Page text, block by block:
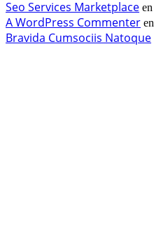
Seo Services Marketplace en
A WordPress Commenter en
Bravida Cumsociis Natoque